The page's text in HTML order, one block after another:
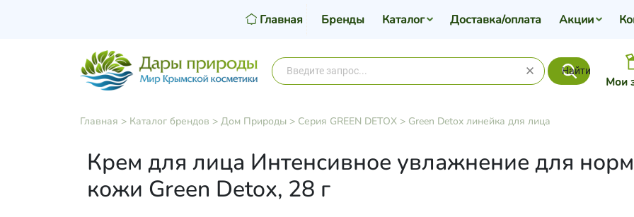
Найти
Мои
Главная Бренды Каталог Доставка/оплата Акции
Главная > Каталог брендов > Дом Природы> Серия GREEN DETOX> Green Detox линейка для лица
Крем для лица Интенсивное увлажнение для
кожи Green Detox, 28 г